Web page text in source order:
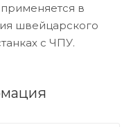
в
швейцарского
с ЧПУ.